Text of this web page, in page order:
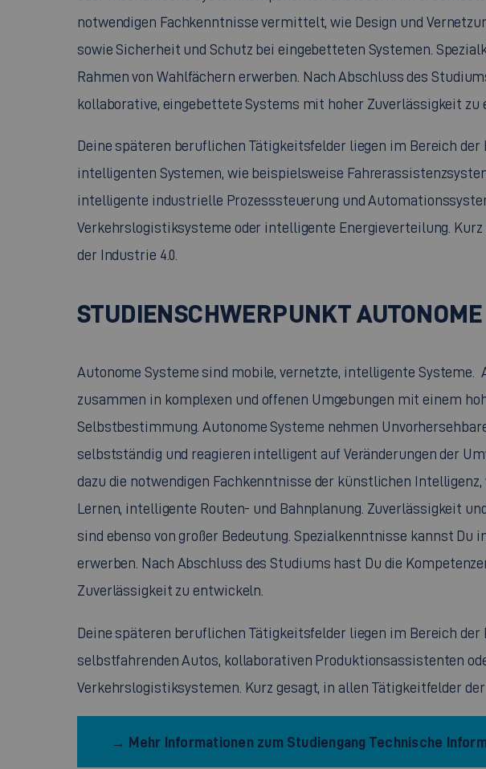
notwendigen Fachkenntnisse vermittelt, wie Design und
sowie Sicherheit und Schutz bei eingebetteten Systemen.
Rahmen von Wahlfächern erwerben. Nach Abschluss des
kollaborative, eingebettete Systems mit hoher Zuverlässigkeit zu
Deine späteren beruflichen Tätigkeitsfelder liegen im Bereich der
intelligenten Systemen, wie beispielsweise
intelligente industrielle Prozesssteuerung und
Verkehrslogistiksysteme oder intelligente Energieverteilung.
der Industrie 4.0.
STUDIENSCHWERPUNKT
Autonome Systeme sind mobile, vernetzte, intelligente Systeme.
zusammen in komplexen und offenen Umgebungen mit einem
Selbstbestimmung. Autonome Systeme nehmen
selbstständig und reagieren intelligent auf Veränderungen der
dazu die notwendigen Fachkenntnisse der künstlichen
Lernen, intelligente Routen- und Bahnplanung. Zuverlässigkeit
sind ebenso von großer Bedeutung. Spezialkenntnisse kannst Du
erwerben. Nach Abschluss des Studiums hast Du die
Zuverlässigkeit zu entwickeln.
Deine späteren beruflichen Tätigkeitsfelder liegen im Bereich der
selbstfahrenden Autos, kollaborativen Produktionsassistenten
Verkehrslogistiksystemen. Kurz gesagt, in allen Tätigkeitfelder
→ Mehr Informationen zum Studiengang Technische